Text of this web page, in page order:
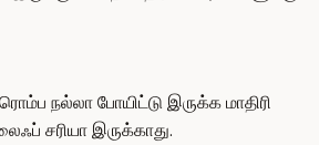
நல்லா போயிட்டு இருக்க மாதிரி
சரியா இருக்காது.